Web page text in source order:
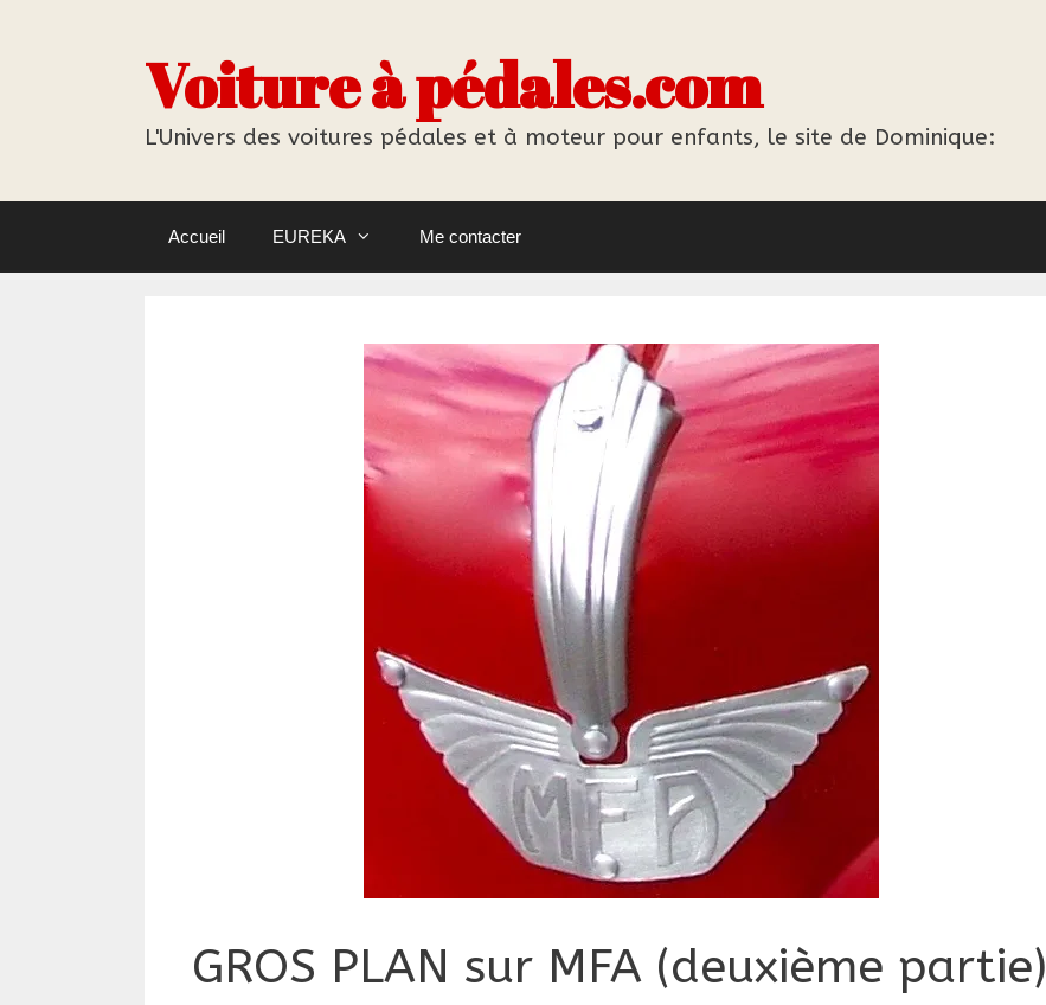
Voiture à pédales.com
L'Univers des voitures pédales et à moteur pour enfants, le site de Dominique:
Accueil EUREKA Me contacter
GROS PLAN sur MFA (deuxième partie)